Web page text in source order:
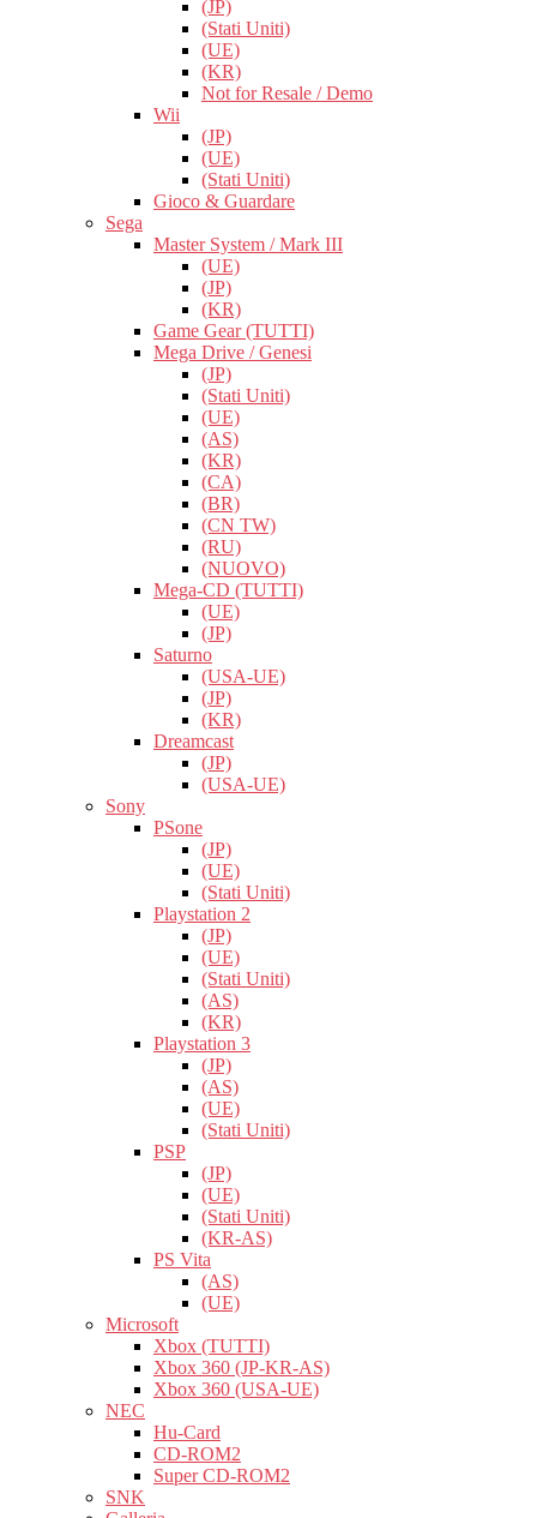
(JP)
(Stati Uniti)
(UE)
(KR)
Not for Resale / Demo
Wii
(JP)
(UE)
(Stati Uniti)
Gioco & Guardare
Sega
Master System / Mark III
(UE)
(JP)
(KR)
Game Gear (TUTTI)
Mega Drive / Genesi
(JP)
(Stati Uniti)
(UE)
(AS)
(KR)
(CA)
(BR)
(CN TW)
(RU)
(NUOVO)
Mega-CD (TUTTI)
(UE)
(JP)
Saturno
(USA-UE)
(JP)
(KR)
Dreamcast
(JP)
(USA-UE)
Sony
PSone
(JP)
(UE)
(Stati Uniti)
Playstation 2
(JP)
(UE)
(Stati Uniti)
(AS)
(KR)
Playstation 3
(JP)
(AS)
(UE)
(Stati Uniti)
PSP
(JP)
(UE)
(Stati Uniti)
(KR-AS)
PS Vita
(AS)
(UE)
Microsoft
Xbox (TUTTI)
Xbox 360 (JP-KR-AS)
Xbox 360 (USA-UE)
NEC
Hu-Card
CD-ROM2
Super CD-ROM2
SNK